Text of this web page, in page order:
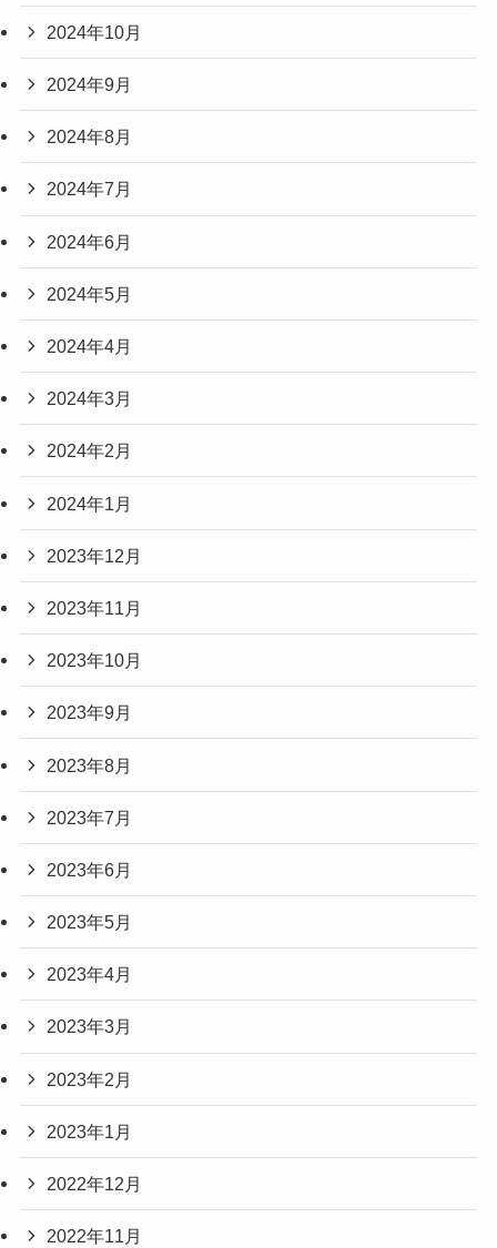
2024年10月
2024年9月
2024年8月
2024年7月
2024年6月
2024年5月
2024年4月
2024年3月
2024年2月
2024年1月
2023年12月
2023年11月
2023年10月
2023年9月
2023年8月
2023年7月
2023年6月
2023年5月
2023年4月
2023年3月
2023年2月
2023年1月
2022年12月
2022年11月